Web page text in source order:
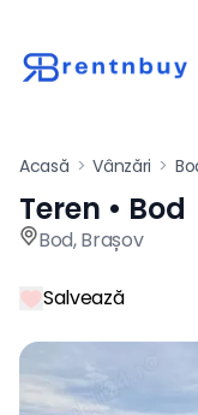
Acasă > Vânzări >
Teren de
Teren • Bod
Bod,Brașov
Salvează